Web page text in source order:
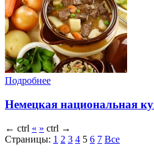
Подробнее
Немецкая национальная
← ctrl « » ctrl →
Страницы: 1 2 3 4 5 6 7 Все